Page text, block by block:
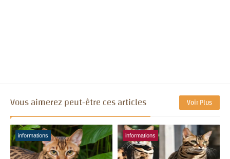
Vous aimerez peut-être ces articles Voir Plus
informations informations